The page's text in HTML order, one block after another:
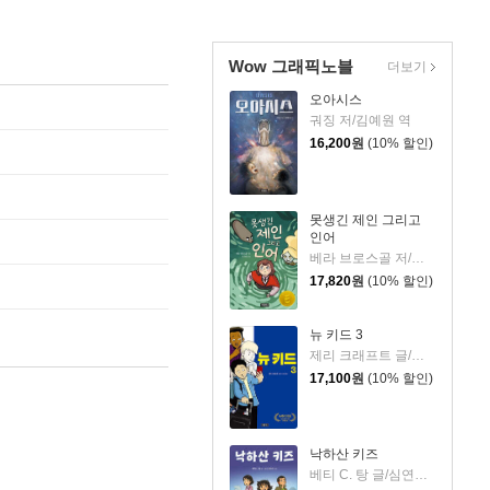
Wow 그래픽노블
오아시스
궈징 저/김예원 역
16,200원 (10% 할인)
못생긴 제인 그리고
인어
베라 브로스골 저/조고은 역
17,820원 (10% 할인)
뉴 키드 3
제리 크래프트 글/조고은 역
17,100원 (10% 할인)
낙하산 키즈
베티 C. 탕 글/심연희 역
더보기